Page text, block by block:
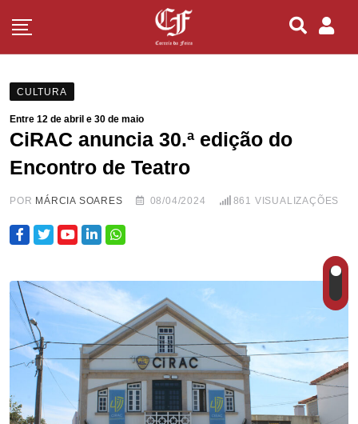
CULTURA
Entre 12 de abril e 30 de maio
CiRAC anuncia 30.ª edição do
Encontro de Teatro
POR MÁRCIA SOARES 08/04/2024 861 VISUALIZAÇÕES